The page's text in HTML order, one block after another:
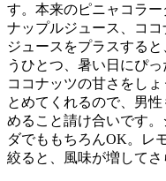
す。本来のピニャコラ
ナップルジュース、コ
ジュースをプラスする
うひとつ、暑い日にぴ
ココナッツの甘さをし
とめてくれるので、男
めること請け合いです
ダでももちろんOK。レ
絞ると、風味が増してさ